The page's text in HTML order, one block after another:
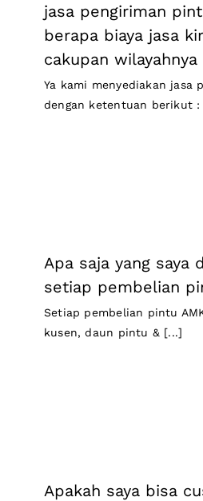
jasa pengiriman
berapa biaya jasa
cakupan wilayahnya
Ya kami menyediakan jasa
dengan ketentuan berikut :
Apa saja yang saya
setiap pembelian
Setiap pembelian pintu
kusen, daun pintu & [...]
Apakah saya bisa